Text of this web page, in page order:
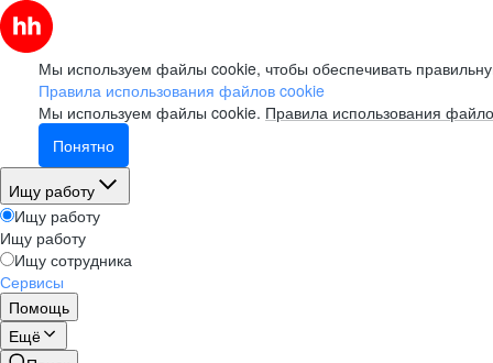
Мы используем файлы cookie, чтобы обеспечивать
Правила использования файлов cookie
Мы используем файлы cookie. Правила использования
Понятно
Ищу работу
Ищу работу
Ищу работу
Ищу сотрудника
Сервисы
Помощь
Ещё